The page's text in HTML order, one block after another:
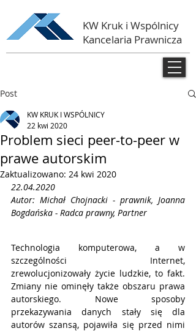
KW Kruk i Wspólnicy
Kancelaria Prawnicza
Post
Problem sieci peer-to-peer w
prawe autorskim
KW KRUK I WSPÓLNICY
22 kwi 2020
Zaktualizowano: 24 kwi 2020
22.04.2020
Autor: Michał Chojnacki - prawnik, Joanna
Bogdańska - Radca prawny, Partner
Technologia komputerowa, a w
szczególności Internet,
zrewolucjonizowały życie ludzkie, to fakt.
Zmiany nie ominęły także obszaru prawa
autorskiego. Nowe sposoby
przekazywania danych stały się dla
autorów szansą, pojawiła się przed nimi